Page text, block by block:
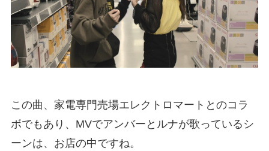
この曲、家電専門売場エレクトロマートとのコラ
ボでもあり、MVでアンバーとルナが歌っているシ
ーンは、お店の中ですね。